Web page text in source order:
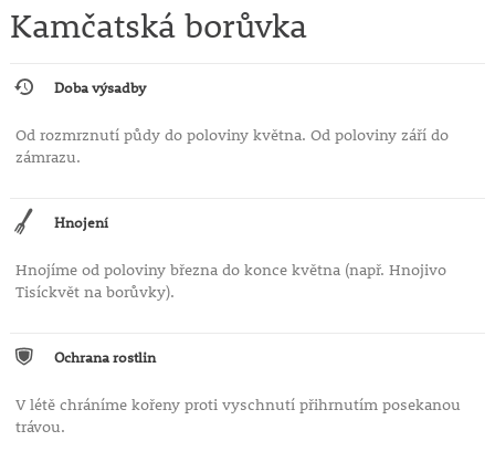
Kamčatská borůvka
Doba výsadby
Od rozmrznutí půdy do poloviny května. Od poloviny září do
zámrazu.
Hnojení
Hnojíme od poloviny března do konce května (např. Hnojivo
Tisíckvět na borůvky).
Ochrana rostlin
V létě chráníme kořeny proti vyschnutí přihrnutím posekanou
trávou.